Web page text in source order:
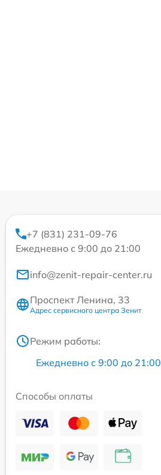
+7 (831) 231-09-76
Ежедневно с 9:00 до 21:00
info@zenit-repair-center.ru
Проспект Ленина, 33
Адрес сервисного центра Зенит
Режим работы:
Ежедневно с 9:00 до 21:00
Способы оплаты